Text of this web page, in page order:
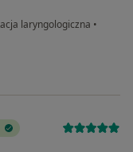
laryngologiczna •